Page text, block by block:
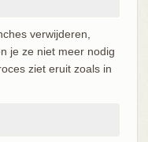
verwijderen,
je ze niet meer nodig
ziet eruit zoals in